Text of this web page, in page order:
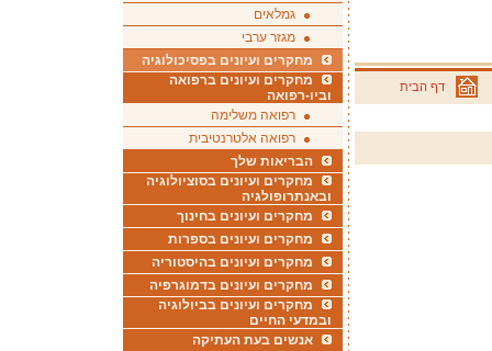
דף הבית
גמלאים
מגזר ערבי
מחקרים ועיונים בפסיכולוגיה
מחקרים ועיונים ברפואה
וביו-רפואה
רפואה משלימה
רפואה אלטרנטיבית
הבריאות שלך
מחקרים ועיונים בסוציולוגיה
ובאנתרופולגיה
מחקרים ועיונים בחינוך
מחקרים ועיונים בספרות
מחקרים ועיונים בהיסטוריה
מחקרים ועיונים בדמוגרפיה
מחקרים ועיונים בביולוגיה
ובמדעי החיים
אנשים בעת העתיקה